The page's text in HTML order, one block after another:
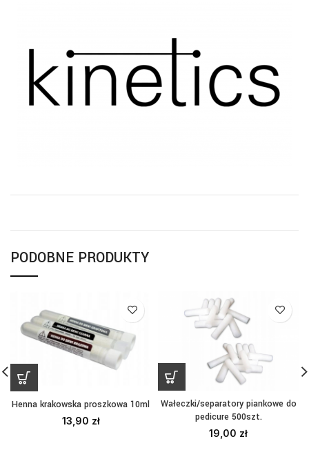
PODOBNE PRODUKTY
Henna krakowska proszkowa 10ml
13,90 zł
Wałeczki/separatory piankowe do
pedicure 500szt.
19,00 zł